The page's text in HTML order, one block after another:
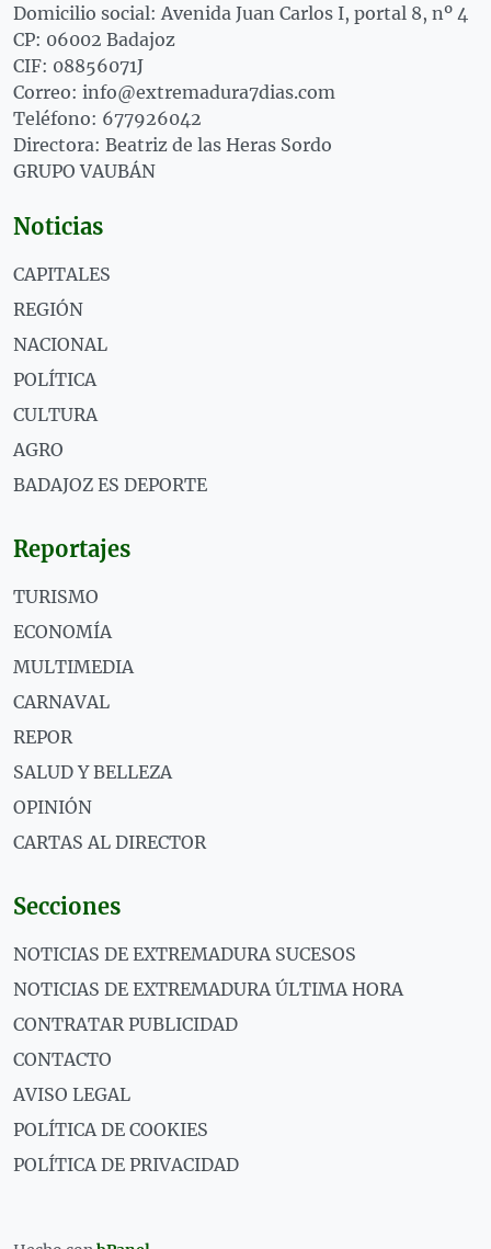
Domicilio social: Avenida Juan Carlos I, portal 8, nº 4
CP: 06002 Badajoz
CIF: 08856071J
Correo: info@extremadura7dias.com
Teléfono: 677926042
Directora: Beatriz de las Heras Sordo
GRUPO VAUBÁN
Noticias
CAPITALES
REGIÓN
NACIONAL
POLÍTICA
CULTURA
AGRO
BADAJOZ ES DEPORTE
Reportajes
TURISMO
ECONOMÍA
MULTIMEDIA
CARNAVAL
REPOR
SALUD Y BELLEZA
OPINIÓN
CARTAS AL DIRECTOR
Secciones
NOTICIAS DE EXTREMADURA SUCESOS
NOTICIAS DE EXTREMADURA ÚLTIMA HORA
CONTRATAR PUBLICIDAD
CONTACTO
AVISO LEGAL
POLÍTICA DE COOKIES
POLÍTICA DE PRIVACIDAD